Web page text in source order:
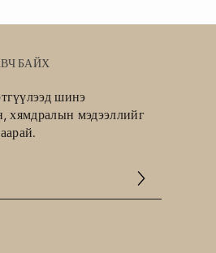
БАЙХ
шинэ
хямдралын мэдээллийг